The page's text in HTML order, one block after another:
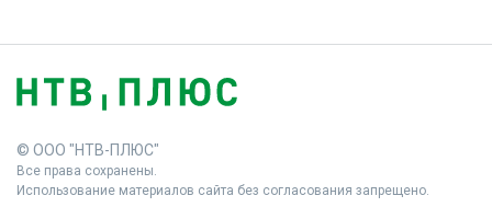
© ООО "НТВ-ПЛЮС"
Все права сохранены.
Использование материалов сайта без согласования запрещено.